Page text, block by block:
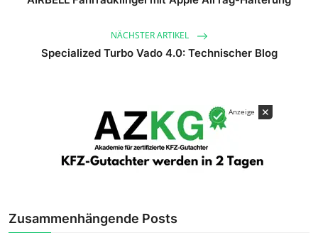
NÄCHSTER ARTIKEL
Specialized Turbo Vado 4.0: Technischer Blog
Anzeige ✕
Zusammenhängende Posts